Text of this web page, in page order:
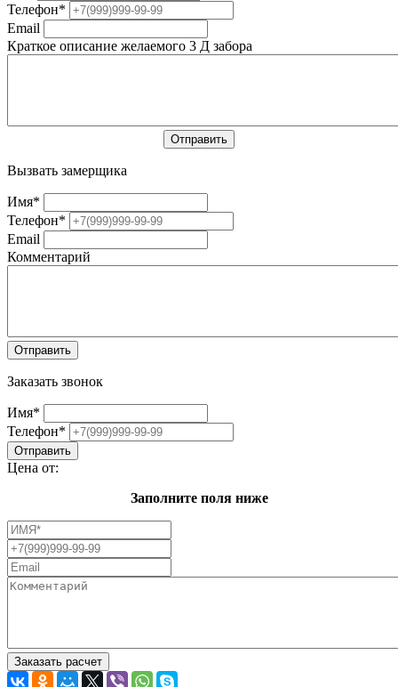
Телефон*
Email
Краткое описание желаемого 3 Д забора
Вызвать замерщика
Имя*
Телефон*
Email
Комментарий
Заказать звонок
Имя*
Телефон*
Цена от:
Заполните поля ниже